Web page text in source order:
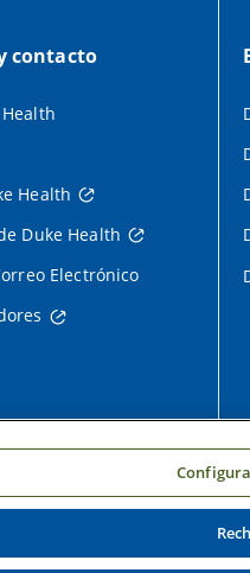
contacto
Health
Duke Health
Electrónico